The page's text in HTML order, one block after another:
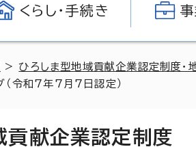
くらし・手続き
>ひろしま型地域貢献企業認定制度
（令和7年7月7日認定）
貢献企業認定制度